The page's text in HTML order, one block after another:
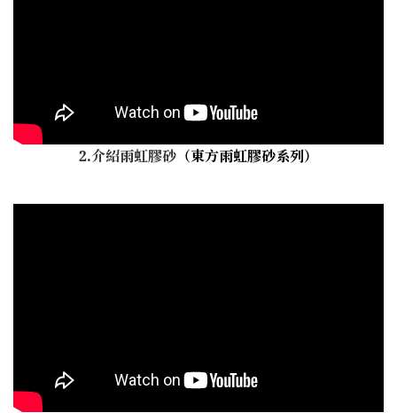
2.介紹雨虹膠砂 （東方雨虹膠砂系列）